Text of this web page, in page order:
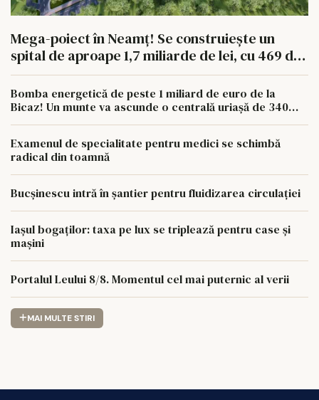
Mega-poiect în Neamț! Se construiește un
spital de aproape 1,7 miliarde de lei, cu 469 de
paturi
Bomba energetică de peste 1 miliard de euro de la
Bicaz! Un munte va ascunde o centrală uriașă de 340
Examenul de specialitate pentru medici se schimbă
radical din toamnă
Bucșinescu intră în șantier pentru fluidizarea circulației
Iașul bogaților: taxa pe lux se triplează pentru case și
mașini
Portalul Leului 8/8. Momentul cel mai puternic al verii
MAI MULTE STIRI